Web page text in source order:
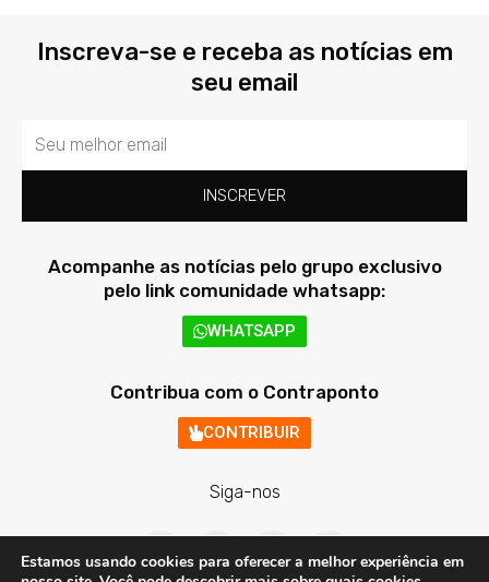
Inscreva-se e receba as notícias em
seu email
Email
INSCREVER
Acompanhe as notícias pelo grupo exclusivo
pelo link comunidade whatsapp:
WHATSAPP
Contribua com o Contraponto
CONTRIBUIR
Siga-nos
F
a
c
T
w
i
I
n
s
Y
o
u
Estamos usando cookies para oferecer a melhor experiência em